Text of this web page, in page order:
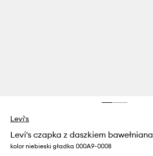
Levi's
Levi's czapka z daszkiem bawełniana
kolor niebieski gładka 000A9-0008